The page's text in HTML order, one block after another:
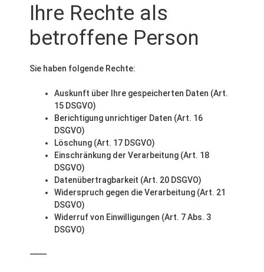
Ihre Rechte als
betroffene Person
Sie haben folgende Rechte:
Auskunft über Ihre gespeicherten Daten (Art.
15 DSGVO)
Berichtigung unrichtiger Daten (Art. 16
DSGVO)
Löschung (Art. 17 DSGVO)
Einschränkung der Verarbeitung (Art. 18
DSGVO)
Datenübertragbarkeit (Art. 20 DSGVO)
Widerspruch gegen die Verarbeitung (Art. 21
DSGVO)
Widerruf von Einwilligungen (Art. 7 Abs. 3
DSGVO)
⸻